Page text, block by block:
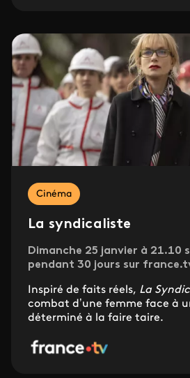
Cinéma
La syndicaliste
Dimanche 25 janvier à 21.10
pendant 30 jours sur
Inspiré de faits réels, La
combat d’une femme face à
déterminé à la faire taire.